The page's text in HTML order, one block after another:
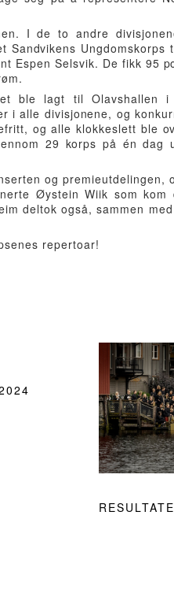
I de to andre
Sandvikens
Espen Selsvik. De fikk 95
ble lagt til Olavshallen
i alle divisjonene, og
og alle klokkeslett ble
29 korps på én dag
og premieutdelingen,
Øystein Wiik som
deltok også, sammen
repertoar!